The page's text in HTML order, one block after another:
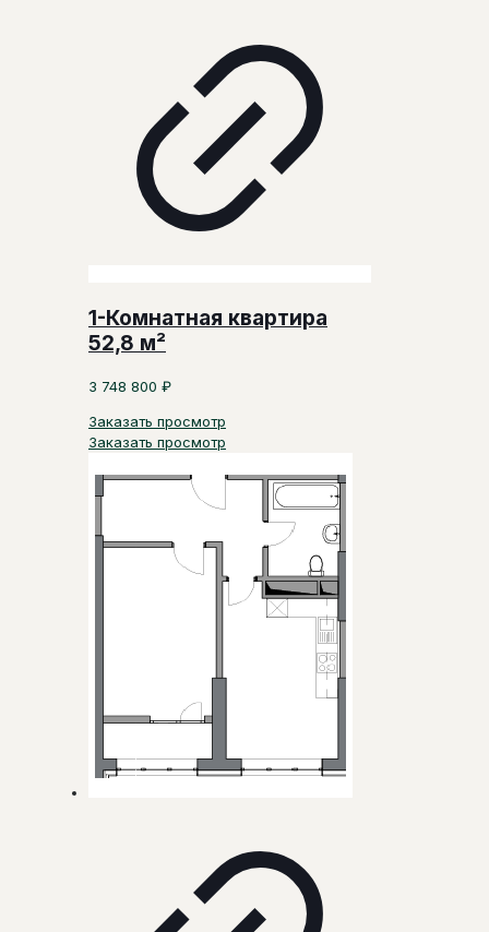
1-Комнатная квартира
52,8 м²
3 748 800 ₽
Заказать просмотр
Заказать просмотр